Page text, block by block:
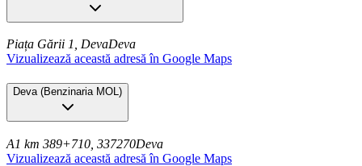
Piața Gării 1, DevaDeva
Vizualizează această adresă în Google Maps
Deva(Benzinaria MOL)
A1 km 389+710, 337270Deva
Vizualizează această adresă în Google Maps